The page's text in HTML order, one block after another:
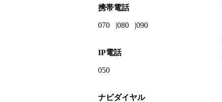
携帯電話
070 080 090
IP電話
050
ナビダイヤル